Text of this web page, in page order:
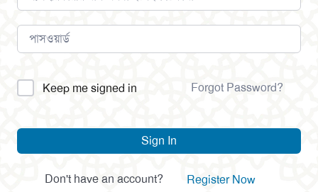
Alternative:
Keep me signed in Forgot Password?
Sign In
Don't have an account? Register Now